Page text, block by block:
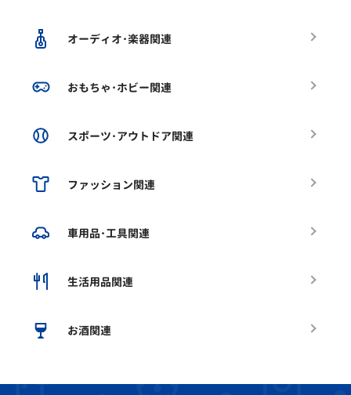
オーディオ･楽器関連
おもちゃ･ホビー関連
スポーツ･アウトドア関連
ファッション関連
車用品･工具関連
生活用品関連
お酒関連